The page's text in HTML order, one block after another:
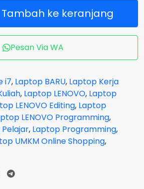
Tambah ke keranjang
Pesan Via WA
i7, Laptop BARU, Laptop Kerja
, Laptop LENOVO, Laptop
LENOVO Editing, Laptop
LENOVO Programming,
, Laptop Programming,
UMKM Online Shopping,